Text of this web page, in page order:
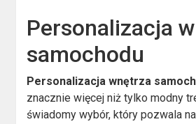
Personalizacja
samochodu
Personalizacja wnętrza
znacznie więcej niż tylko modny
świadomy wybór, który pozwala